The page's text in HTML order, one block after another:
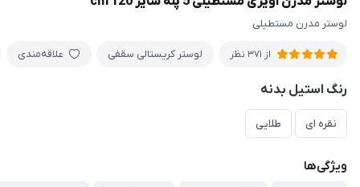
لوستر مدرن مستطیلی
از 371 نظر لوستر کریستالی سقفی علاقه‌مندی
رنگ استیل بدنه
نقره ای طلایی
ویژگی‌ها